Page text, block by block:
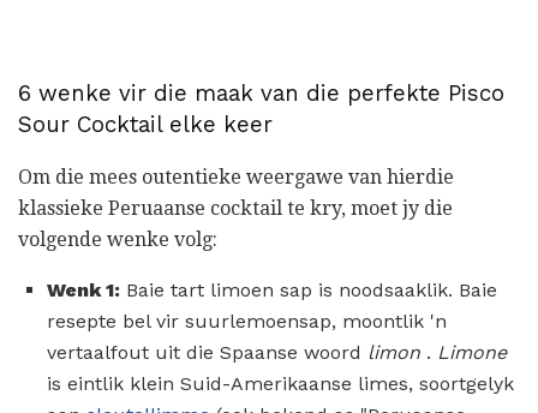
6 wenke vir die maak van die perfekte Pisco
Sour Cocktail elke keer
Om die mees outentieke weergawe van hierdie
klassieke Peruaanse cocktail te kry, moet jy die
volgende wenke volg:
Wenk 1: Baie tart limoen sap is noodsaaklik. Baie
resepte bel vir suurlemoensap, moontlik 'n
vertaalfout uit die Spaanse woord limon . Limone
is eintlik klein Suid-Amerikaanse limes, soortgelyk